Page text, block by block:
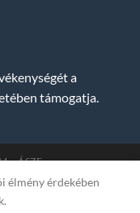
a
támogatja.
ÁSZF
Hegyvidék Média
XII. Hajnóczy József
élmény érdekében